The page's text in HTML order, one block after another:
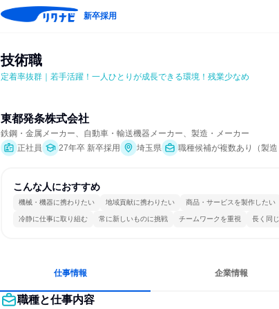
新卒採用
技術職
定着率抜群｜若手活躍！一人ひとりが成長できる環境！残業少なめ
東都発条株式会社
鉄鋼・金属メーカー、自動車・輸送機器メーカー、製造・メーカー
正社員
27年卒 新卒採用 埼玉県 職種候補が複数あり（製
こんな人におすすめ
機械・機器に携わりたい 地域貢献に携わりたい 商品・サービスを製作したい
冷静に仕事に取り組む 常に新しいものに挑戦 チームワークを重視 長く同
仕事情報 企業情報
職種と仕事内容